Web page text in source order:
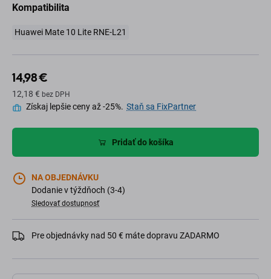
Kompatibilita
Huawei Mate 10 Lite RNE-L21
14,98 €
12,18 € bez DPH
Získaj lepšie ceny až -25%. Staň sa FixPartner
Pridať do košíka
NA OBJEDNÁVKU
Dodanie v týždňoch (3-4)
Sledovať dostupnosť
Pre objednávky nad 50 € máte dopravu ZADARMO